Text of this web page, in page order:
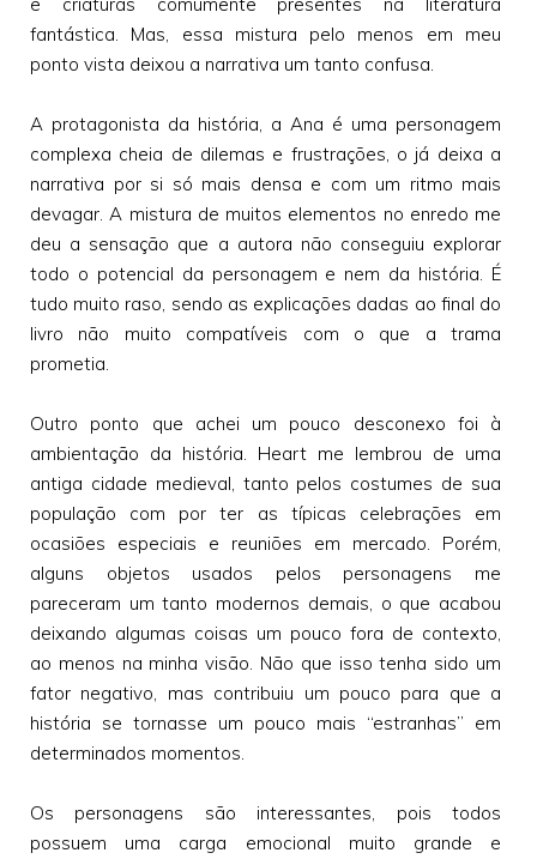
e criaturas comumente presentes na literatura
fantástica. Mas, essa mistura pelo menos em meu
ponto vista deixou a narrativa um tanto confusa.
A protagonista da história, a Ana é uma personagem
complexa cheia de dilemas e frustrações, o já deixa a
narrativa por si só mais densa e com um ritmo mais
devagar. A mistura de muitos elementos no enredo me
deu a sensação que a autora não conseguiu explorar
todo o potencial da personagem e nem da história. É
tudo muito raso, sendo as explicações dadas ao final do
livro não muito compatíveis com o que a trama
prometia.
Outro ponto que achei um pouco desconexo foi à
ambientação da história. Heart me lembrou de uma
antiga cidade medieval, tanto pelos costumes de sua
população com por ter as típicas celebrações em
ocasiões especiais e reuniões em mercado. Porém,
alguns objetos usados pelos personagens me
pareceram um tanto modernos demais, o que acabou
deixando algumas coisas um pouco fora de contexto,
ao menos na minha visão. Não que isso tenha sido um
fator negativo, mas contribuiu um pouco para que a
história se tornasse um pouco mais “estranhas” em
determinados momentos.
Os personagens são interessantes, pois todos
possuem uma carga emocional muito grande e